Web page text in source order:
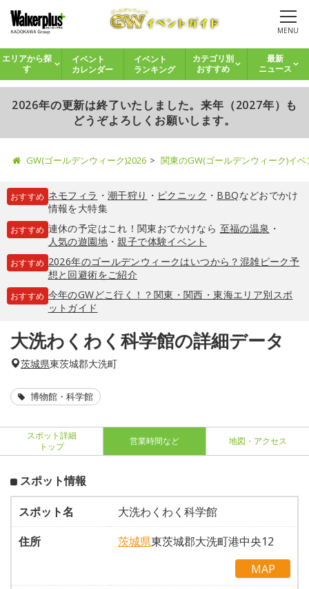
MENU
エリアから探
す
イベント
カレンダー
イベント
ランキング
カテゴリ別
おすすめ
最新
ニュース
2026年の更新は終了いたしました。来年（2027年）も
どうぞよろしくお願いします。
GW(ゴールデンウィーク)2026 関東のGW(ゴールデンウィーク)イ
おすすめ ネモフィラ ・ 潮干狩り ・ ピクニック ・ BBQなどおでかけ
情報を大特集
おすすめ 連休の予定はこれ！関東おでかけなら 至福の温泉 ・
人気の遊園地・親子で体験イベント
おすすめ 2026年のゴールデンウィークはいつから？混雑ピーク予
想と回避術をご紹介
おすすめ 今年のGWどこ行く！？関東・関西・東海エリア別スポ
ットガイド
大洗わくわく科学館の詳細データ
茨城県東茨城郡大洗町
博物館・科学館
スポット詳細
トップ
営業時間など 地図・アクセス
スポット情報
スポット名
大洗わくわく科学館
住所
茨城県東茨城郡大洗町港中央12
MAP